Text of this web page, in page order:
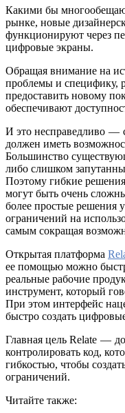
Какими бы
рынке, новые
функционируют через
цифровые экраны.
Обращая внимание на
проблемы и специфику,
предоставить новому
обеспечивают
И это несправедливо —
должен иметь
Большинство
либо слишком
Поэтому гибкие
могут быть очень
более простые решения
ограничений на
самым сокращая
Открытая платформа
ее помощью можно
реальные рабочие
инструмент, который
При этом интерфейс
быстро создать
Главная цель Relate —
контролировать код,
гибкостью, чтобы
ограничений.
Читайте также: